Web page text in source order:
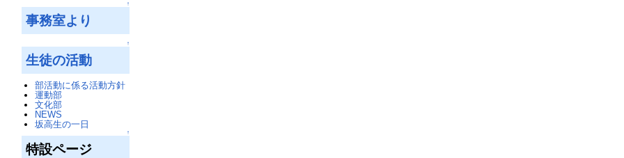
↑
事務室より
↑
生徒の活動
部活動に係る活動方針
運動部
文化部
NEWS
坂高生の一日
↑
特設ページ